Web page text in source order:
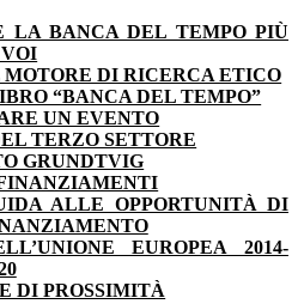
LA BANCA DEL TEMPO PIÙ
DI RICERCA ETICO
“BANCA DEL TEMPO”
UN EVENTO
TERZO SETTORE
GRUNDTVIG
ALLE OPPORTUNITÀ DI
EUROPEA 2014-
DI PROSSIMITÀ